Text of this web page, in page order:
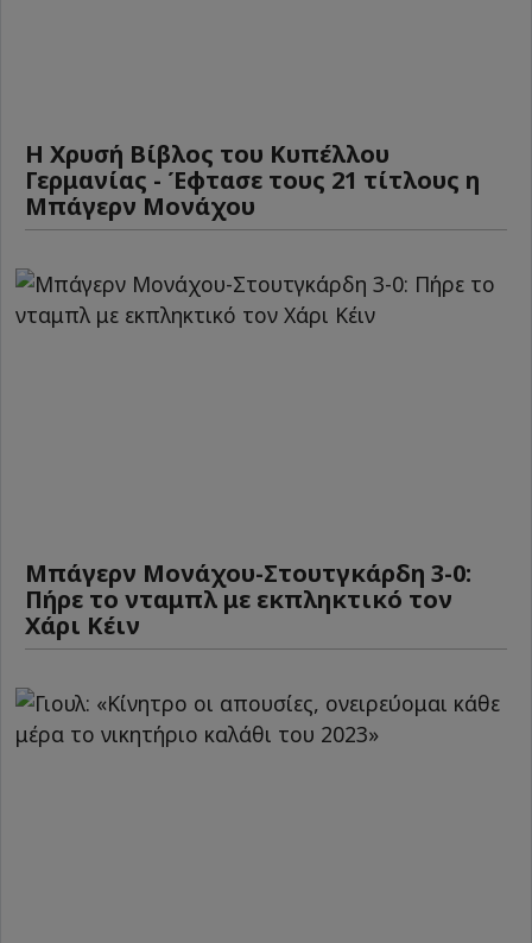
Η Χρυσή Βίβλος του Κυπέλλου
Γερμανίας - Έφτασε τους 21 τίτλους η
Μπάγερν Μονάχου
Μπάγερν Μονάχου-Στουτγκάρδη 3-0:
Πήρε το νταμπλ με εκπληκτικό τον
Χάρι Κέιν